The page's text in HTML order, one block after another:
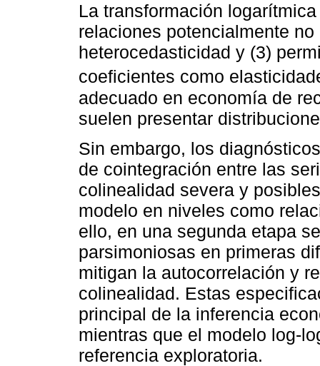
La transformación
relaciones potencialmente
heterocedasticidad y (3)
coeficientes como
adecuado en economía de
suelen presentar
Sin embargo, los
de cointegración entre las
colinealidad severa y
modelo en niveles como
ello, en una segunda etapa
parsimoniosas en primeras
mitigan la autocorrelación y
colinealidad. Estas
principal de la inferencia
mientras que el modelo log-
referencia exploratoria.